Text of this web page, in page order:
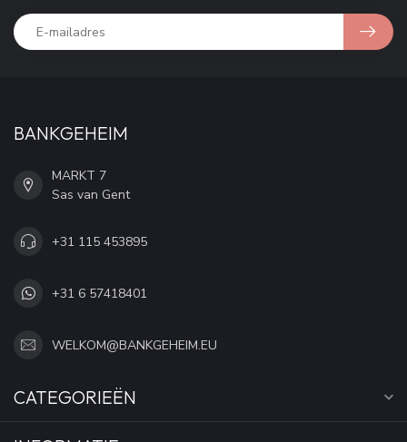
BANKGEHEIM
MARKT 7
Sas van Gent
+31 115 453895
+31 6 57418401
WELKOM@BANKGEHEIM.EU
CATEGORIEËN